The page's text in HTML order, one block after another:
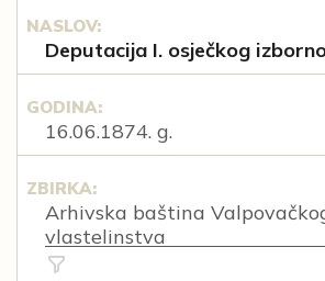
NASLOV:
Deputacija I. osječkog
GODINA:
16.06.1874. g.
ZBIRKA:
Arhivska baština
vlastelinstva